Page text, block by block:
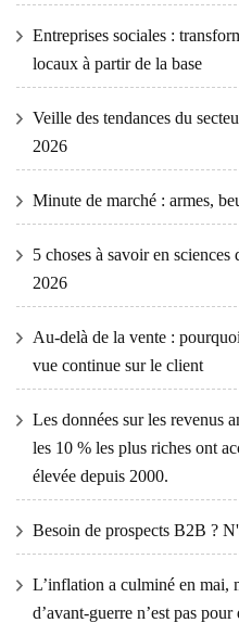
Entreprises sociales :
locaux à partir de la base
Veille des tendances du
2026
Minute de marché : armes,
5 choses à savoir en
2026
Au-delà de la vente :
vue continue sur le client
Les données sur les revenus
les 10 % les plus riches ont
élevée depuis 2000.
Besoin de prospects B2B ?
L’inflation a culminé en mai,
d’avant-guerre n’est pas pour